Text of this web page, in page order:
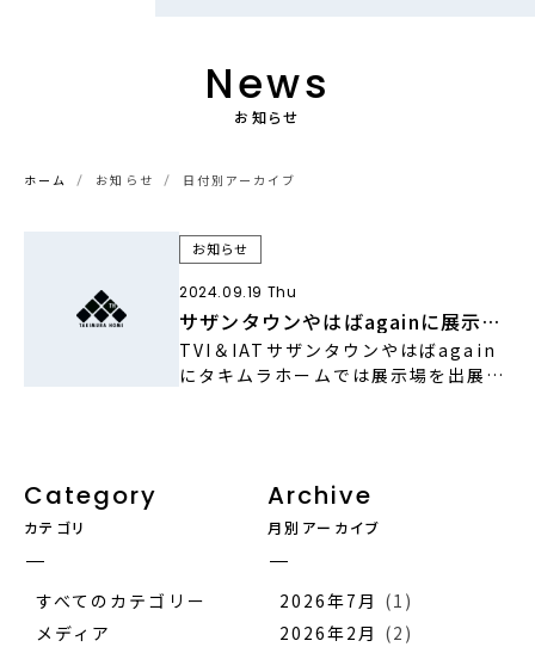
News
お知らせ
ホーム お知らせ 日付別アーカイブ
お知らせ
2024.09.19 Thu
サザンタウンやはばagainに展示場
を出展しています
TVI＆IATサザンタウンやはばagain
にタキムラホームでは展示場を出展し
Category
カテゴリ
すべてのカテゴリー
メディア
Archive
月別アーカイブ
2026年7月 (1)
2026年2月 (2)